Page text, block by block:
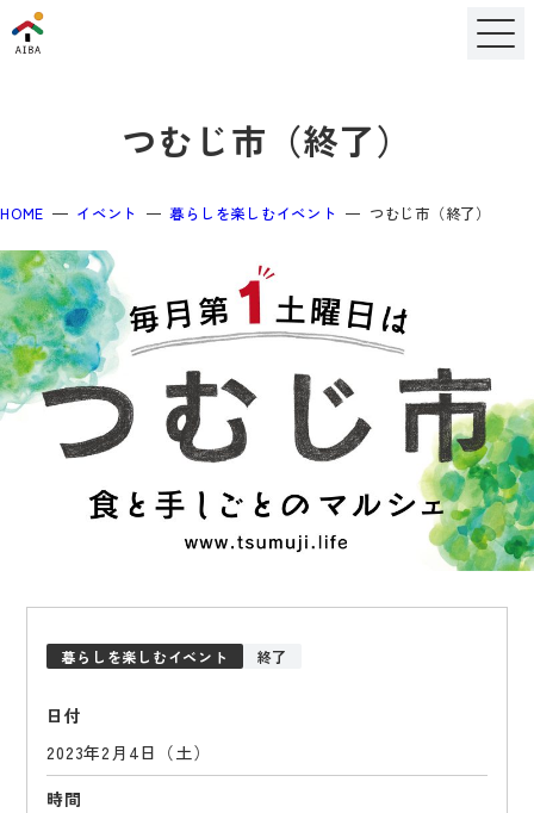
つむじ市（終了）
HOME イベント 暮らしを楽しむイベント つむじ市（終了）
暮らしを楽しむイベント 終了
日付
2023年2月4日（土）
時間